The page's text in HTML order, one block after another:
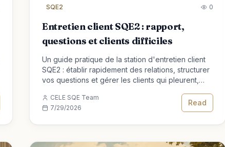
SQE2 0
Entretien client SQE2 : rapport,
questions et clients difficiles
Un guide pratique de la station d'entretien client
SQE2 : établir rapidement des relations, structurer
vos questions et gérer les clients qui pleurent,
CELE SQE Team
7/29/2026
Read